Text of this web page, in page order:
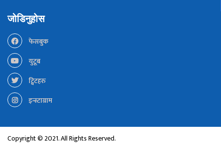
जोडिनुहोस
फेसबुक
युटूब
ट्विटहरु
इन्स्टाग्राम
Copyright © 2021. All Rights Reserved.